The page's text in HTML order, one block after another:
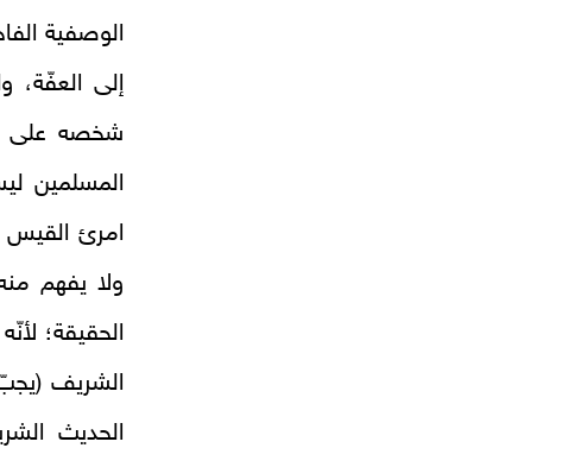
الوصفية
إلى العفّة،
شخصه على
المسلمين
امرئ القيس
ولا يفهم
الحقيقة؛
الشريف
الحديث